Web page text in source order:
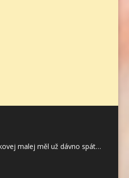
malej měl už dávno spát…